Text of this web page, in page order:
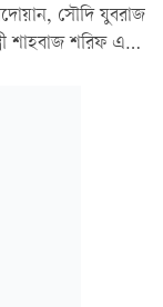
সৌদি যুবরাজ
শাহবাজ শরিফ এই